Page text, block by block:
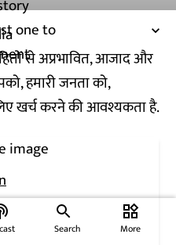
से अप्रभावित, आजाद और
हमारी जनता को,
खर्च करने की आवश्यकता है.
one to
Search
widgets
More